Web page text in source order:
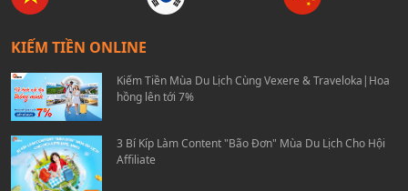
KIẾM TIỀN ONLINE
Kiếm Tiền Mùa Du Lịch Cùng Vexere & Traveloka|Hoa
hồng lên tới 7%
3 Bí Kíp Làm Content "Bão Đơn" Mùa Du Lịch Cho Hội
Affiliate